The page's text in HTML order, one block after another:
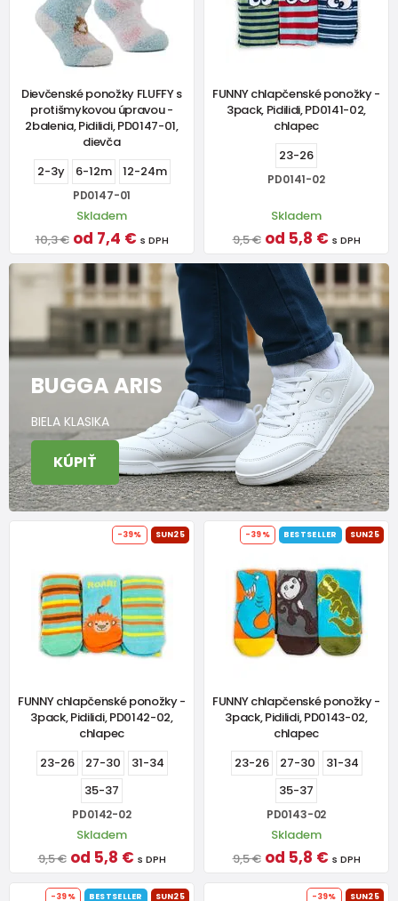
Dievčenské ponožky FLUFFY s
protišmykovou úpravou -
2balenia, Pidilidi, PD0147-01,
dievča
2-3y
6-12m 12-24m
PD0147-01
Skladem
10,3 € od 7,4 € s DPH
FUNNY chlapčenské ponožky -
3pack, Pidilidi, PD0141-02,
chlapec
23-26
PD0141-02
Skladem
9,5 € od 5,8 € s DPH
BUGGA ARIS
BIELA KLASIKA
KÚPIŤ
-39% SUN25
FUNNY chlapčenské ponožky -
3pack, Pidilidi, PD0142-02,
chlapec
23-26
27-30
31-34
35-37
PD0142-02
Skladem
9,5 € od 5,8 € s DPH
-39% BESTSELLER SUN25
FUNNY chlapčenské ponožky -
3pack, Pidilidi, PD0143-02,
chlapec
23-26
27-30
31-34
35-37
PD0143-02
Skladem
9,5 € od 5,8 € s DPH
-39% BESTSELLER SUN25 -39% SUN25